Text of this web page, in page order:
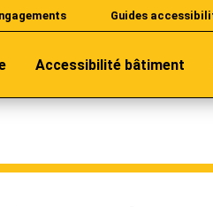
Guides
Accessibilité bâtiment